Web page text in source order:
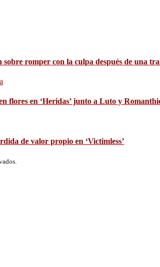
sobre romper con la culpa después de una
flores en ‘Heridas’ junto a Luto y
de valor propio en ‘Victimless’